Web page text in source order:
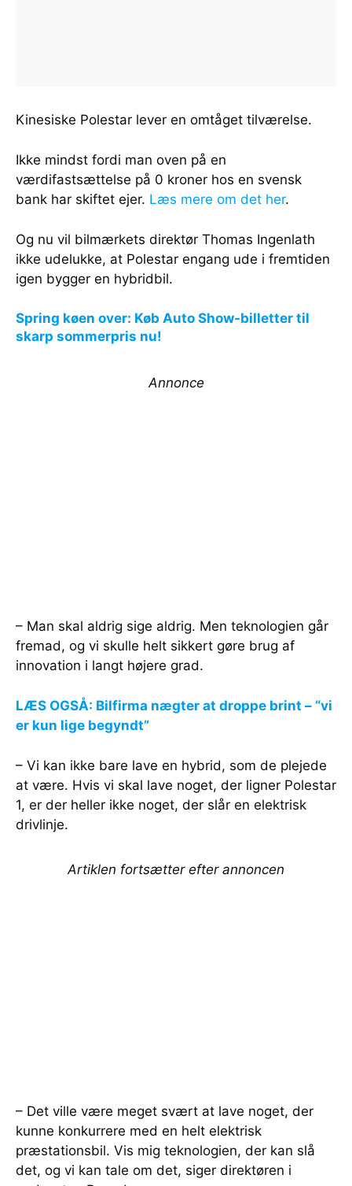
Kinesiske Polestar lever en omtåget tilværelse.
Ikke mindst fordi man oven på en
værdifastsættelse på 0 kroner hos en svensk
bank har skiftet ejer. Læs mere om det her.
Og nu vil bilmærkets direktør Thomas Ingenlath
ikke udelukke, at Polestar engang ude i fremtiden
igen bygger en hybridbil.
Spring køen over: Køb Auto Show-billetter til
skarp sommerpris nu!
Annonce
– Man skal aldrig sige aldrig. Men teknologien går
fremad, og vi skulle helt sikkert gøre brug af
innovation i langt højere grad.
LÆS OGSÅ: Bilfirma nægter at droppe brint – “vi
er kun lige begyndt”
– Vi kan ikke bare lave en hybrid, som de plejede
at være. Hvis vi skal lave noget, der ligner Polestar
1, er der heller ikke noget, der slår en elektrisk
drivlinje.
Artiklen fortsætter efter annoncen
– Det ville være meget svært at lave noget, der
kunne konkurrere med en helt elektrisk
præstationsbil. Vis mig teknologien, der kan slå
det, og vi kan tale om det, siger direktøren i